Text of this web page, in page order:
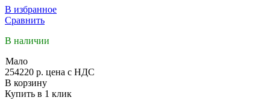
В избранное
Сравнить
В наличии
Мало
254220 р. цена с НДС
В корзину
Купить в 1 клик